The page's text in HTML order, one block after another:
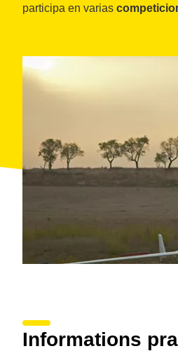
participa en varias
Informations